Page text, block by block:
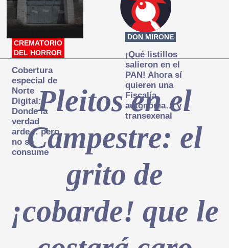
CREMATORIO
DEL HORROR
Cobertura
especial de
Norte
Digital:
Donde la
verdad
arde… pero
no se
consume
DON MIRONE
¡Qué listillos
salieron en el
PAN! Ahora sí
quieren una
Fiscalía
autónoma… y
transexenal
Pleitos en el
Campestre: el
grito de
¡cobarde! que le